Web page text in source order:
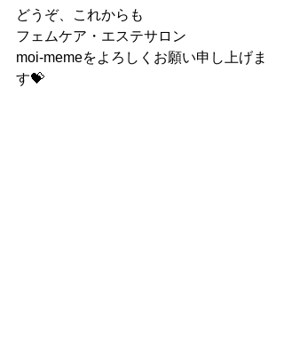
どうぞ、これからも
フェムケア・エステサロン
moi-memeをよろしくお願い申し上げま
す💝